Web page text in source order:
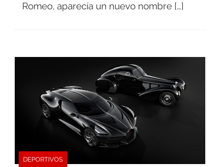
Romeo, aparecía un nuevo nombre […]
DEPORTIVOS